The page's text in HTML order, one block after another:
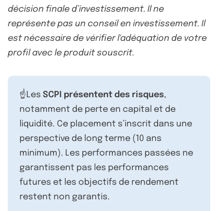
décision finale d’investissement. Il ne
représente pas un conseil en investissement. Il
est nécessaire de vérifier l'adéquation de votre
profil avec le produit souscrit.
☝️Les SCPI présentent des risques,
notamment de perte en capital et de
liquidité. Ce placement s’inscrit dans une
perspective de long terme (10 ans
minimum). Les performances passées ne
garantissent pas les performances
futures et les objectifs de rendement
restent non garantis.